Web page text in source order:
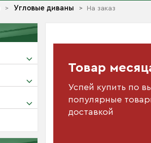
> Угловые диваны >
> На заказ
Товар
Успей купить по
популярные
доставкой